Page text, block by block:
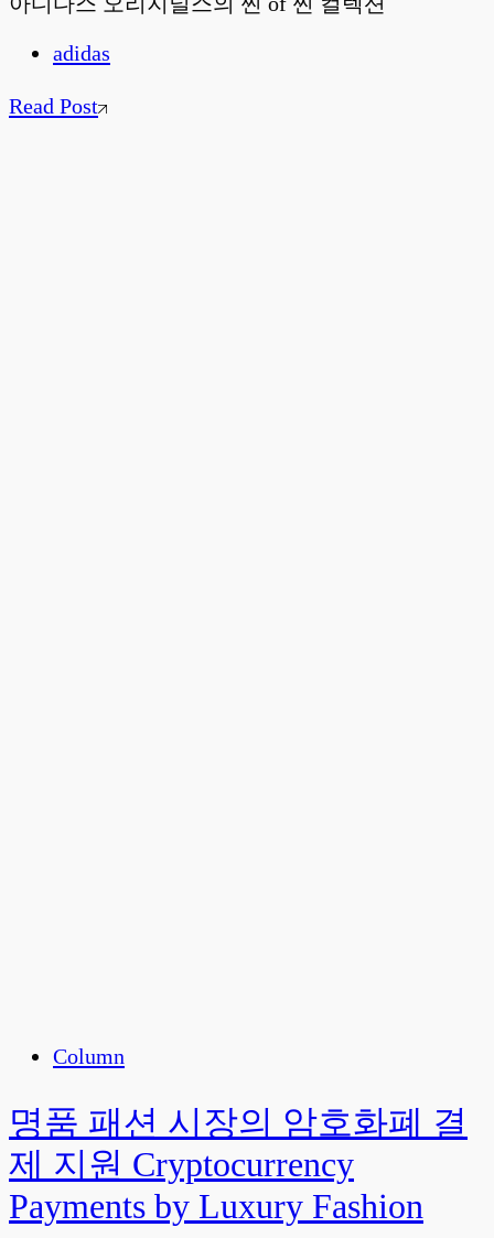
adidas
Read Post
Column
명품 패션 시장의 암호화폐 결
제 지원 Cryptocurrency
Payments by Luxury Fashion